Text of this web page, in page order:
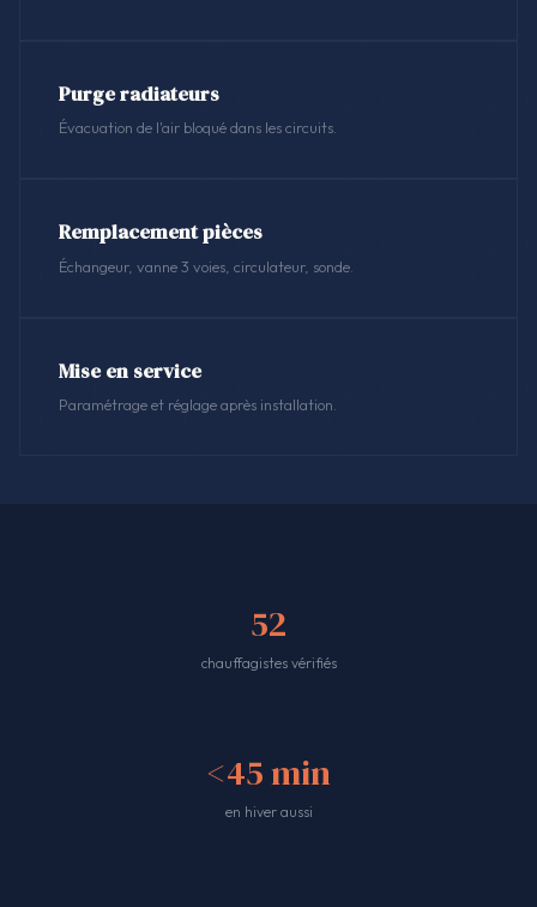
Purge radiateurs
Évacuation de l'air bloqué dans les circuits.
Remplacement pièces
Échangeur, vanne 3 voies, circulateur, sonde.
Mise en service
Paramétrage et réglage après installation.
52
chauffagistes vérifiés
<45 min
en hiver aussi